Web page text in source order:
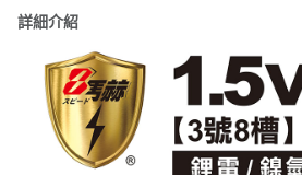
詳細介紹